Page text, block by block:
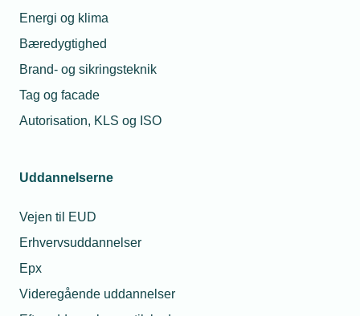
Energi og klima
Bæredygtighed
Brand- og sikringsteknik
Tag og facade
Autorisation, KLS og ISO
Uddannelserne
Vejen til EUD
Erhvervsuddannelser
Epx
Videregående uddannelser
To beslagsmede gik i isolation
valgt to ugers frivillig isolation, fordi de fik en række
symptomer på Covid19. Men ingen af dem er testet postive